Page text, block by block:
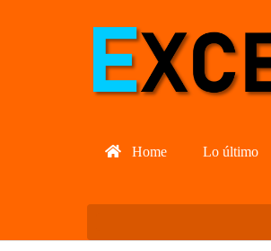
Home Lo último